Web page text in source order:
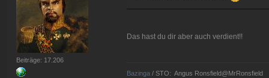
Beiträge: 17.206
Das hast du dir aber auch verdient!!
Bazinga/ STO: Angus Ronsfield@MrRonsfield